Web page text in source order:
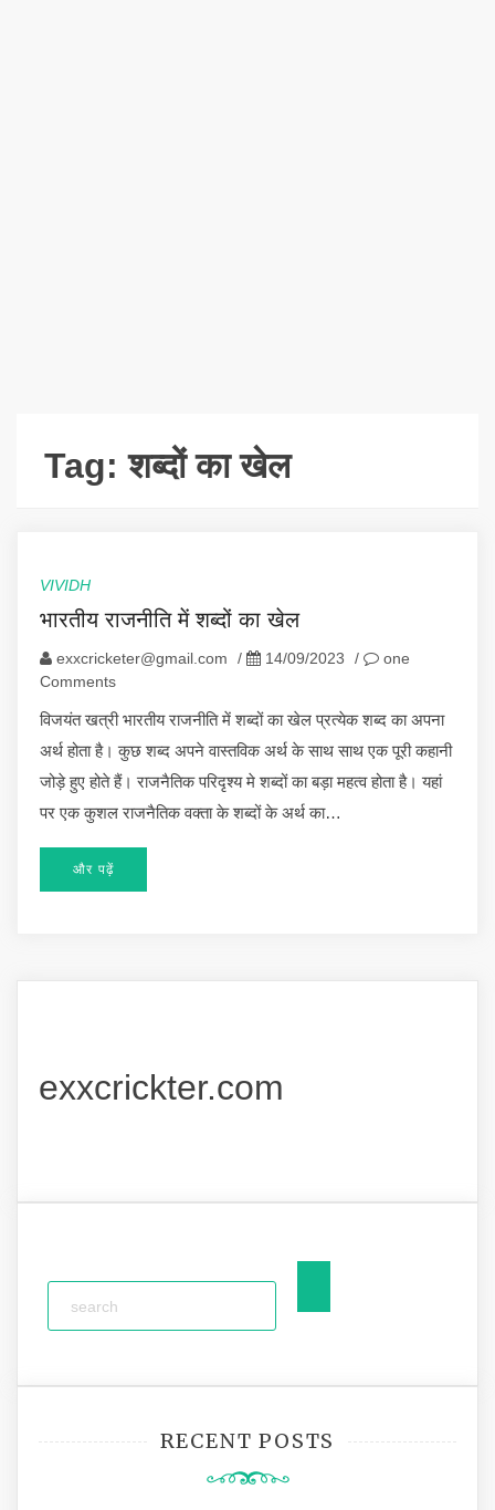
Tag:शब्दों का खेल
VIVIDH
भारतीय राजनीति में शब्दों का खेल
exxcricketer@gmail.com / 14/09/2023 /
one
Comments
विजयंत खत्री भारतीय राजनीति में शब्दों का खेल प्रत्येक शब्द का अपना
अर्थ होता है। कुछ शब्द अपने वास्तविक अर्थ के साथ साथ एक पूरी कहानी
जोड़े हुए होते हैं। राजनैतिक परिदृश्य मे शब्दों का बड़ा महत्व होता है। यहां
पर एक कुशल राजनैतिक वक्ता के शब्दों के अर्थ का…
और पढ़ें
exxcrickter.com
RECENT POSTS